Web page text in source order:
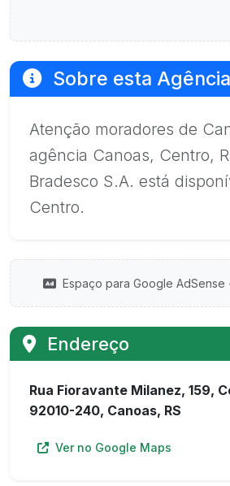
Sobre esta Agência
Atenção moradores de
agência Canoas, Centro,
Bradesco S.A. está
Centro.
Espaço para Google AdSense
Endereço
Rua Fioravante Milanez, 159,
92010-240, Canoas, RS
Ver no Google Maps